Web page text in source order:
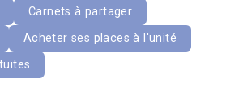
Carnets à partager
Acheter ses places à l'unité